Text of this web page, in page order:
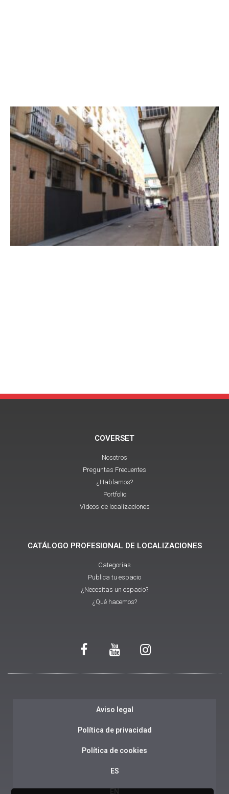
COVERSET
Nosotros
Preguntas Frecuentes
¿Hablamos?
Portfolio
Vídeos de localizaciones
CATÁLOGO PROFESIONAL DE LOCALIZACIONES
Categorías
Publica tu espacio
¿Necesitas un espacio?
¿Qué hacemos?
Aviso legal
Política de privacidad
Política de cookies
ES
EN